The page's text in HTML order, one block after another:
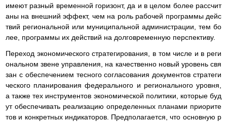
имеют разный временной горизонт, да и в целом более рассчит
аны на внешний эффект, чем на роль рабочей программы дейс
твий региональной или муниципальной администрации, тем бо
лее, программы их действий на долговременную перспективу.
Переход экономического стратегирования, в том числе и в реги
ональном звене управления, на качественно новый уровень свя
зан с обеспечением тесного согласования документов стратеги
ческого планирования федерального и регионального уровня,
а также тех инструментов экономической политики, которые буд
ут обеспечивать реализацию определенных планами приорите
тов и конкретных индикаторов. Предполагается, что основную р